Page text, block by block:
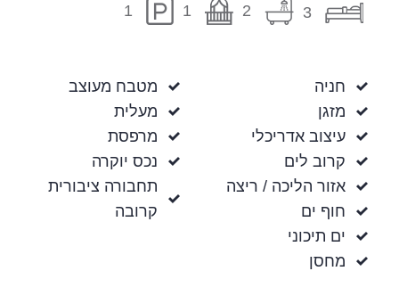
3
2
1
1
חניה
מזגן
עיצוב אדריכלי
קרוב לים
אזור הליכה / ריצה
חוף ים
ים תיכוני
מחסן
מטבח מעוצב
מעלית
מרפסת
נכס יוקרה
תחבורה ציבורית
קרובה